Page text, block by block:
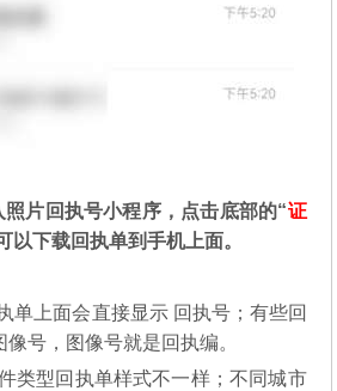
片回执号小程序，点击底部的“证
以下载回执单到手机上面。
单上面会直接显示 回执号；有些回
号，图像号就是回执编。
类型回执单样式不一样；不同城市